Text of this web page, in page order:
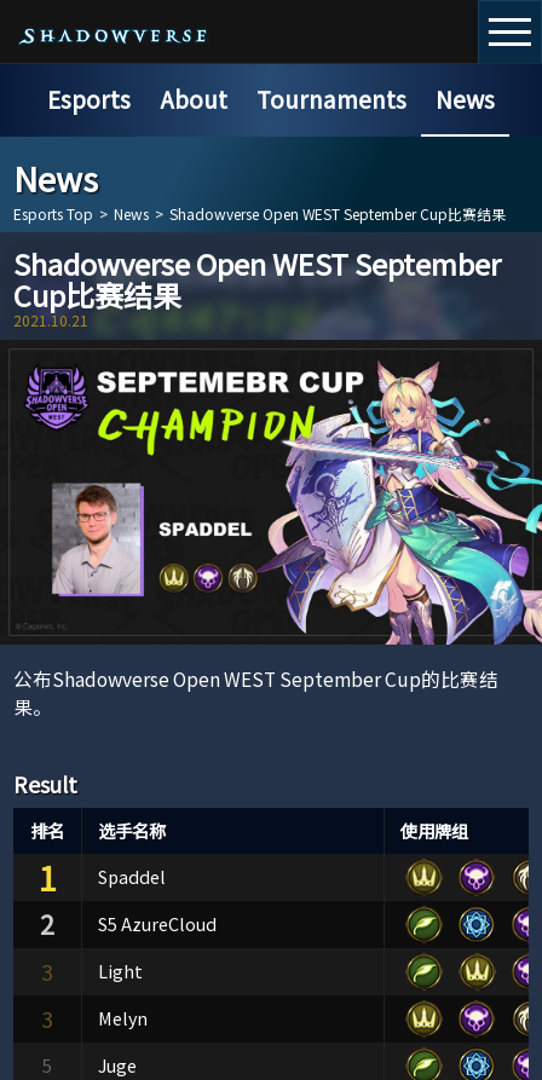
Esports About Tournaments News
News
Esports Top > News > Shadowverse Open WEST September Cup比赛结果
Shadowverse Open WEST September
Cup比赛结果
2021.10.21
公布Shadowverse Open WEST September Cup的比赛结
果。
Result
排名 选手名称 使用牌组
1 Spaddel
2 S5 AzureCloud
3 Light
3
Melyn
5
Juge